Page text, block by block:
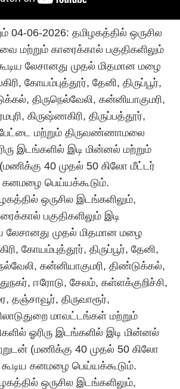
04-06-2026: தமிழகத்தில் ஒருசில
மற்றும் காரைக்கால் பகுதிகளிலும்
லேசானது முதல் மிதமான மழை
கோயம்புத்தூர், தேனி, திருப்பூர்,
திருநெல்வேலி, கன்னியாகுமரி,
கிருஷ்ணகிரி, திருப்பத்தூர்,
மற்றும் திருவண்ணாமலை
இடங்களில் இடி மின்னல் மற்றும்
40 முதல் 50 கிலோ மீட்டர்
கனமழை பெய்யக்கூடும்.
ஒருசில இடங்களிலும்,
பகுதிகளிலும் இடி
லேசானது முதல் மிதமான மழை
கோயம்புத்தூர், திருப்பூர், தேனி,
கன்னியாகுமரி, திண்டுக்கல்,
ஈரோடு, சேலம், கள்ளக்குறிச்சி,
தஞ்சாவூர், திருவாரூர்,
மாவட்டங்கள் மற்றும்
ஓரிரு இடங்களில் இடி மின்னல்
(மணிக்கு 40 முதல் 50 கிலோ
கனமழை பெய்யக்கூடும்.
ஒருசில இடங்களிலும்,